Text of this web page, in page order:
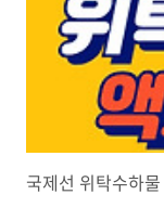
국제선 위탁수하